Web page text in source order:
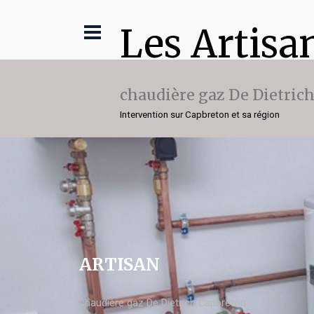
Les
chaudière gaz De Dietrich
Intervention sur Capbreton et sa région
ARTISAN
chaudière gaz De Dietrich Capbreton